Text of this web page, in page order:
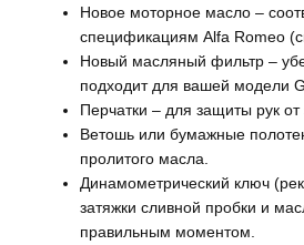
Новое моторное масло –
спецификациям Alfa Romeo
Новый масляный фильтр –
подходит для вашей модели
Перчатки – для защиты рук от
Ветошь или бумажные
пролитого масла.
Динамометрический ключ
затяжки сливной пробки и
правильным моментом.